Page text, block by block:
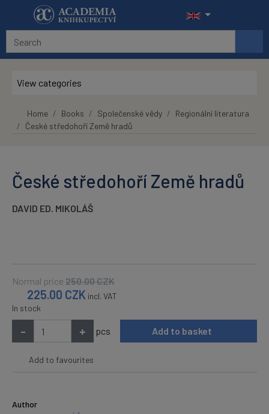
Skip to main content
View categories
Home Books Společenské vědy
Regionální literatura
České středohoří Země hradů
České středohoří Země hradů
DAVID ED. MIKOLÁŠ
Normal price 250.00CZK
225.00 CZK incl. VAT
In stock
- + pcs Add to basket
Add to favourites
Author